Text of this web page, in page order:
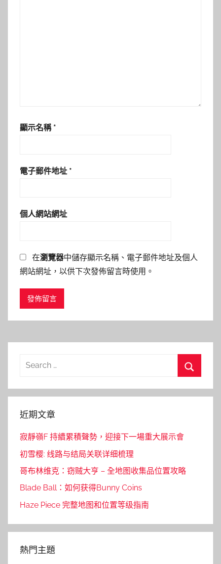
顯示名稱 *
電子郵件地址 *
個人網站網址
在瀏覽器中儲存顯示名稱、電子郵件地址及個人
網站網址，以供下次發佈留言時使用。
Search
近期文章
寂靜嶺F 持續累積聲勢，迎接下一場重大展示會
初雪樱: 线路与结局关联详细梳理
哥布林维克：窃贼大亨 – 全地图收集品位置攻略
Blade Ball：如何获得Bunny Coins
Haze Piece 完整地图和位置等级指南
熱門主題